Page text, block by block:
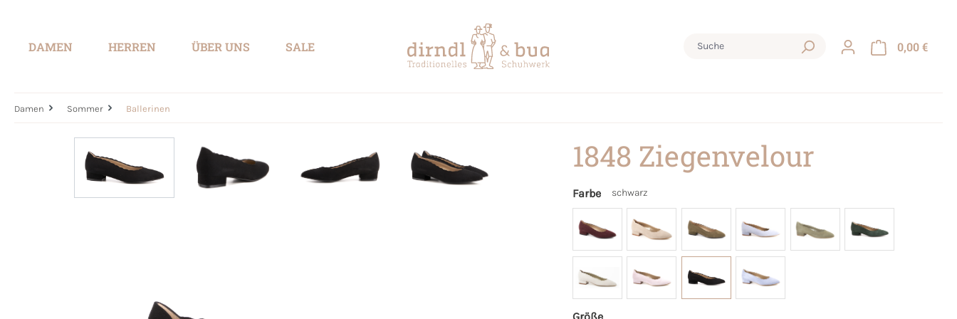
DAMEN HERREN ÜBER UNS SALE 0,00 €
Damen Sommer Ballerinen
1848 Ziegenvelour
Farbe schwarz